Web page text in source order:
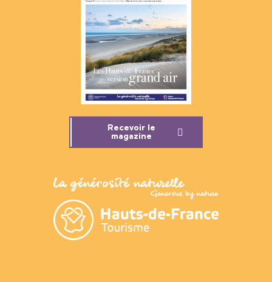
Recevoir le
magazine